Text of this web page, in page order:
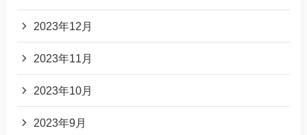
2023年12月
2023年11月
2023年10月
2023年9月